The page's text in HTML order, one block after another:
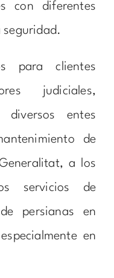
con diferentes
seguridad.
para clientes
judiciales,
diversos entes
de
a los
servicios de
persianas en
en